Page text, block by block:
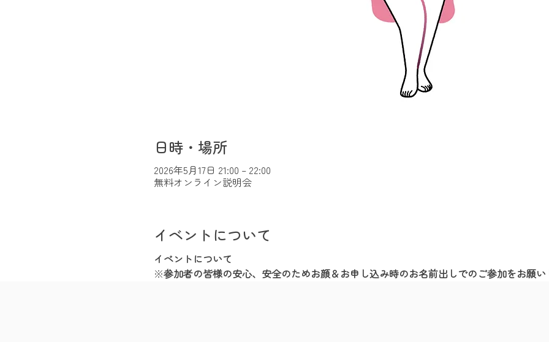
日時・場所
2026年5月17日 21:00 – 22:00
無料オンライン説明会
イベントについて
イベントについて
※参加者の皆様の安心、安全のためお顔＆お申し込み時のお名前出しでのご参加をお願い